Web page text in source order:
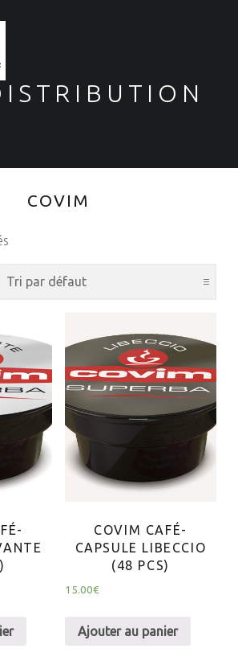
COVIM
COVIM CAFÉ-
CAPSULE LIBECCIO
(48 PCS)
15.00€
Ajouter au panier